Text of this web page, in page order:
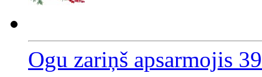
Ogu zariņš apsarmojis